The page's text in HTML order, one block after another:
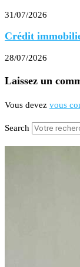
31/07/2026
Crédit
28/07/2026
Laissez un
Vous devez vous
Search